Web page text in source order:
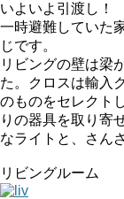
いよいよ引渡し！
一時避難していた
じです。
リビングの壁は梁
た。クロスは輸入
のものをセレクト
りの器具を取り寄
なライトと、さん
リビングルーム